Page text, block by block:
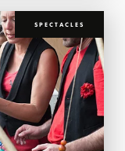
SPECTACLES